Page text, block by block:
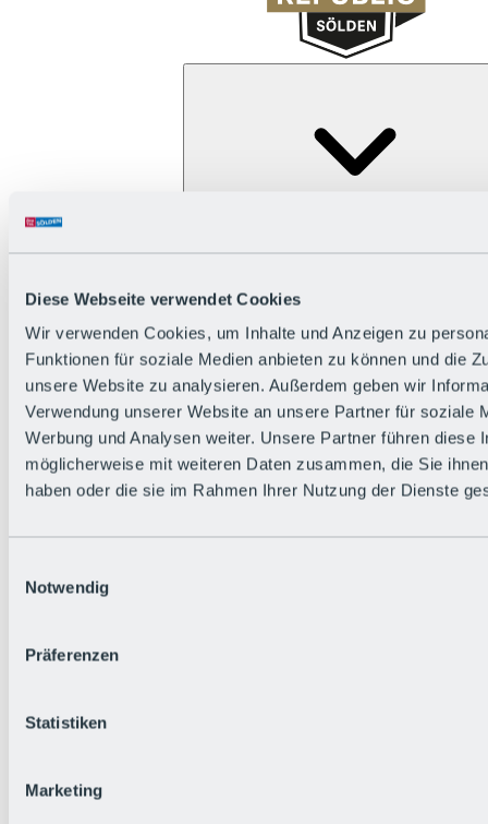
Diese Webseite verwendet Cookies
Wir verwenden Cookies, um Inhalte und Anzeigen zu
Funktionen für soziale Medien anbieten zu können und die
unsere Website zu analysieren. Außerdem geben wir
Verwendung unserer Website an unsere Partner für soziale
Werbung und Analysen weiter. Unsere Partner führen diese
möglicherweise mit weiteren Daten zusammen, die Sie
haben oder die sie im Rahmen Ihrer Nutzung der Dienste
Notwendig
Präferenzen
Statistiken
Marketing
Bürger:in werden
Bikepark-Rules
Bikepark-Partnerschaften
Nachhaltigkeit in der BRS
Bikepark & Tickets